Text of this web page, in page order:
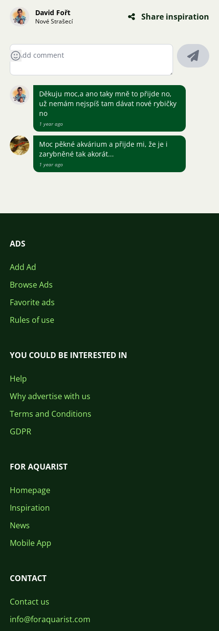
David Fořt
Nové Strašecí Share inspiration
Děkuju moc,a ano taky mně to přijde no,
už nemám nejspíš tam dávat nové rybičky
no
1 year ago
Moc pěkné akvárium a přijde mi, že je i
zarybněné tak akorát...
1 year ago
ADS
Add Ad
Browse Ads
Favorite ads
Rules of use
YOU COULD BE INTERESTED IN
Help
Why advertise with us
Terms and Conditions
GDPR
FOR AQUARIST
Homepage
Inspiration
News
Mobile App
CONTACT
Contact us
info@foraquarist.com